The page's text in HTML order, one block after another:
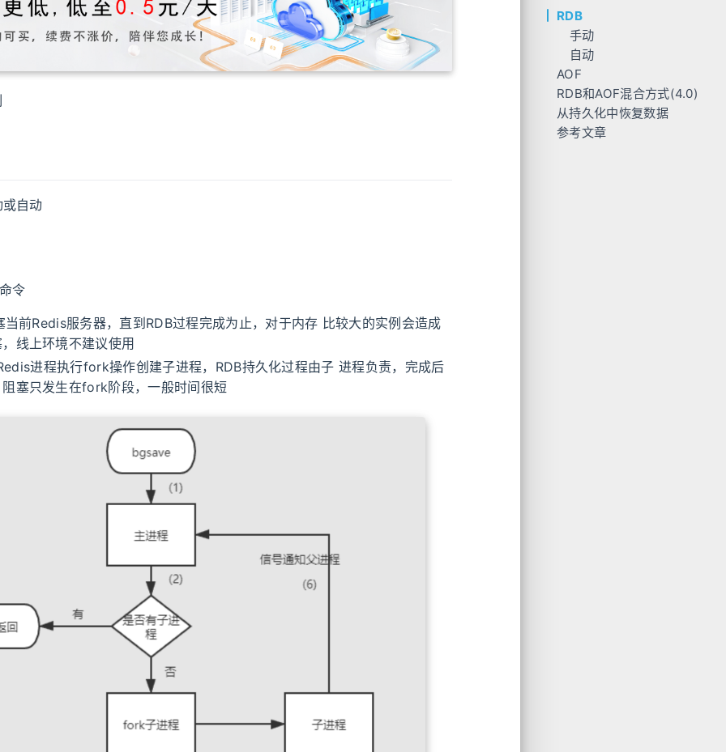
自动
令
当前Redis服务器，直到RDB过程完成为止，对于内存 比较大的实例会造成
线上环境不建议使用
进程执行fork操作创建子进程，RDB持久化过程由子 进程负责，完成后
塞只发生在fork阶段，一般时间很短
RDB
手动
自动
AOF
AOF三种策略
RDB和AOF混合方式(4.0)
从持久化中恢复数据
参考文章